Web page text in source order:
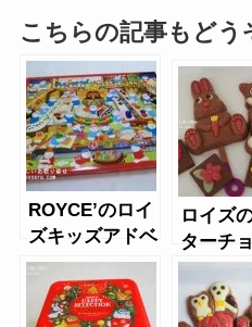
こちらの記事もどう
ROYCE’のロイ
ズキッズアドベ
ントカレンダー
ロイズ
ターチ